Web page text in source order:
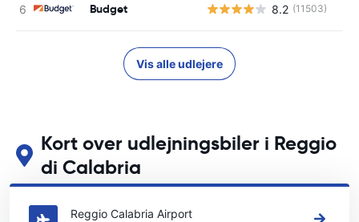
Budget 8.2 (11503)
Vis alle udlejere
Kort over udlejningsbiler i Reggio
di Calabria
Se vores vigtigste biludlejningssteder i Reggio di Calabria
Reggio Calabria Airport